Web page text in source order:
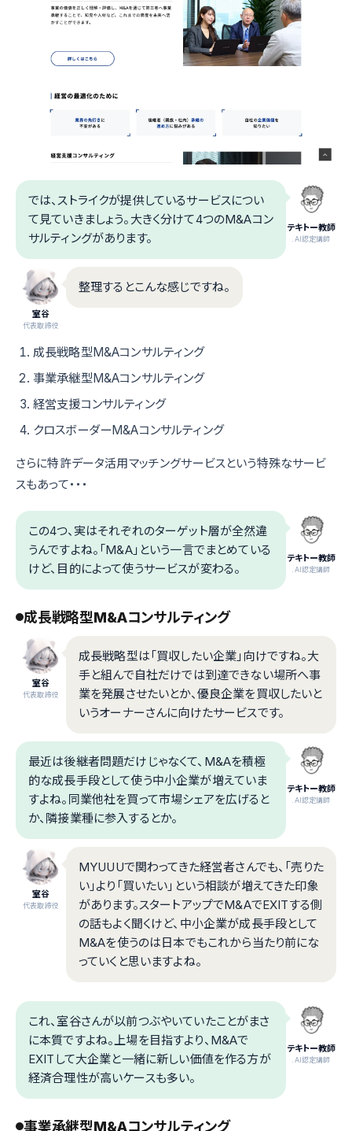
テキトー教師
.AI認定講師
では、ストライクが提供しているサービスについ
て見ていきましょう。大きく分けて4つのM&Aコン
サルティングがあります。
室谷
代表取締役
整理するとこんな感じですね。
成長戦略型M&Aコンサルティング
事業承継型M&Aコンサルティング
経営支援コンサルティング
クロスボーダーM&Aコンサルティング
さらに特許データ活用マッチングサービスという特殊なサービ
スもあって・・・
テキトー教師
.AI認定講師
この4つ、実はそれぞれのターゲット層が全然違
うんですよね。「M&A」という一言でまとめている
けど、目的によって使うサービスが変わる。
成長戦略型M&Aコンサルティング
室谷
代表取締役
成長戦略型は「買収したい企業」向けですね。大
手と組んで自社だけでは到達できない場所へ事
業を発展させたいとか、優良企業を買収したいと
いうオーナーさんに向けたサービスです。
テキトー教師
.AI認定講師
最近は後継者問題だけじゃなくて、M&Aを積極
的な成長手段として使う中小企業が増えていま
すよね。同業他社を買って市場シェアを広げると
か、隣接業種に参入するとか。
室谷
代表取締役
MYUUUで関わってきた経営者さんでも、「売りた
い」より「買いたい」という相談が増えてきた印象
があります。スタートアップでM&AでEXITする側
の話もよく聞くけど、中小企業が成長手段として
M&Aを使うのは日本でもこれから当たり前にな
っていくと思いますよね。
テキトー教師
.AI認定講師
これ、室谷さんが以前つぶやいていたことがまさ
に本質ですよね。上場を目指すより、M&Aで
EXITして大企業と一緒に新しい価値を作る方が
経済合理性が高いケースも多い。
事業承継型M&Aコンサルティング